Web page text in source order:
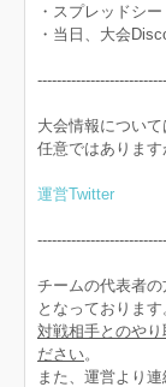
・スプレッドシ
・当日、大会
大会情報について
任意ではあります
運営Twitter
チームの代表者
となっております
対戦相手とのや
ださい。
また、運営より